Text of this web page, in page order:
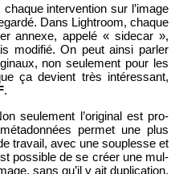
in­ter­ven­tion sur l’image
Dans Ligh­troom, chaque
an­nexe, ap­pelé « si­de­car »,
mo­di­fié. On peut ainsi par­ler
non seule­ment pour les
ça de­vient très in­té­res­sant,
.
seule­ment l’ori­gi­nal est pro­
per­met une plus
tra­vail, avec une sou­plesse et
pos­sible de se créer une mul­
sans qu’il y ait du­pli­ca­tion.